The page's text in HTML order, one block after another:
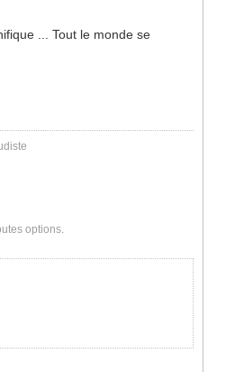
... Tout le monde se
options.